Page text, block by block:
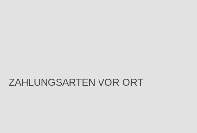
ZAHLUNGSARTEN VOR ORT